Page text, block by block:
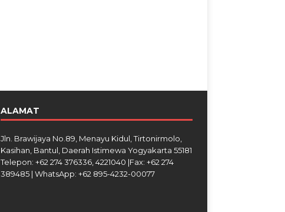
ALAMAT
Jln. Brawijaya No.89, Menayu Kidul, Tirtonirmolo,
Kasihan, Bantul, Daerah Istimewa Yogyakarta 55181
Telepon: +62 274 376336, 4221040 |Fax: +62 274
389485 | WhatsApp: +62 895-4232-00077